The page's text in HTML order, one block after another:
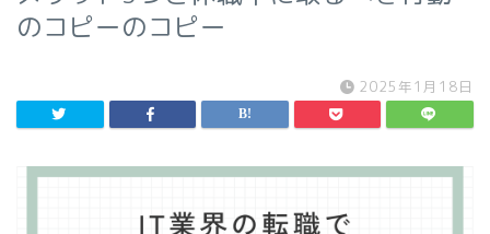
のコピーのコピー
2025年1月18日